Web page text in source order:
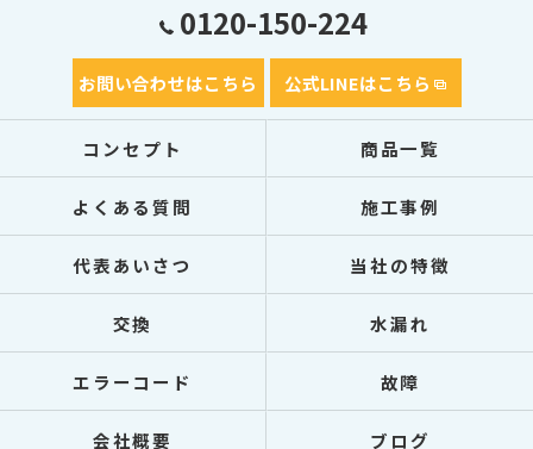
0120-150-224
お問い合わせはこちら 公式LINEはこちら
コンセプト 商品一覧
よくある質問 施工事例
代表あいさつ 当社の特徴
交換 水漏れ
エラーコード 故障
会社概要 ブログ